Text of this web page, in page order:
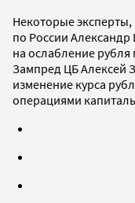
Некоторые эксперты,
по России Александр
на ослабление рубля
Зампред ЦБ Алексей
изменение курса
операциями